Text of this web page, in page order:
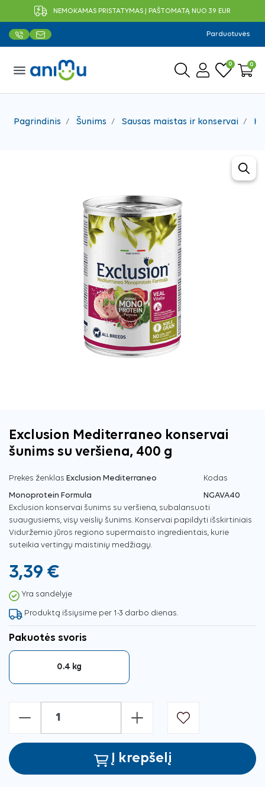
NEMOKAMAS PRISTATYMAS Į PAŠTOMATĄ NUO 39 EUR
Parduotuvės
menu 0 0
Pagrindinis Šunims Sausas maistas ir konservai
Exclusion Mediterraneo konservai
šunims su veršiena, 400 g
Prekės ženklas Exclusion Mediterraneo
Monoprotein Formula
Kodas
NGAVA40
Exclusion konservai šunims su veršiena, subalansuoti
suaugusiems, visų veislių šunims. Konservai papildyti išskirtiniais
Viduržemio jūros regiono supermaisto ingredientais, kurie
suteikia vertingų maistinių medžiagų.
3,39 €
Yra sandėlyje
Produktą išsiųsime per 1-3 darbo dienas.
Pakuotės svoris
0.4 kg
- +
Į krepšelį